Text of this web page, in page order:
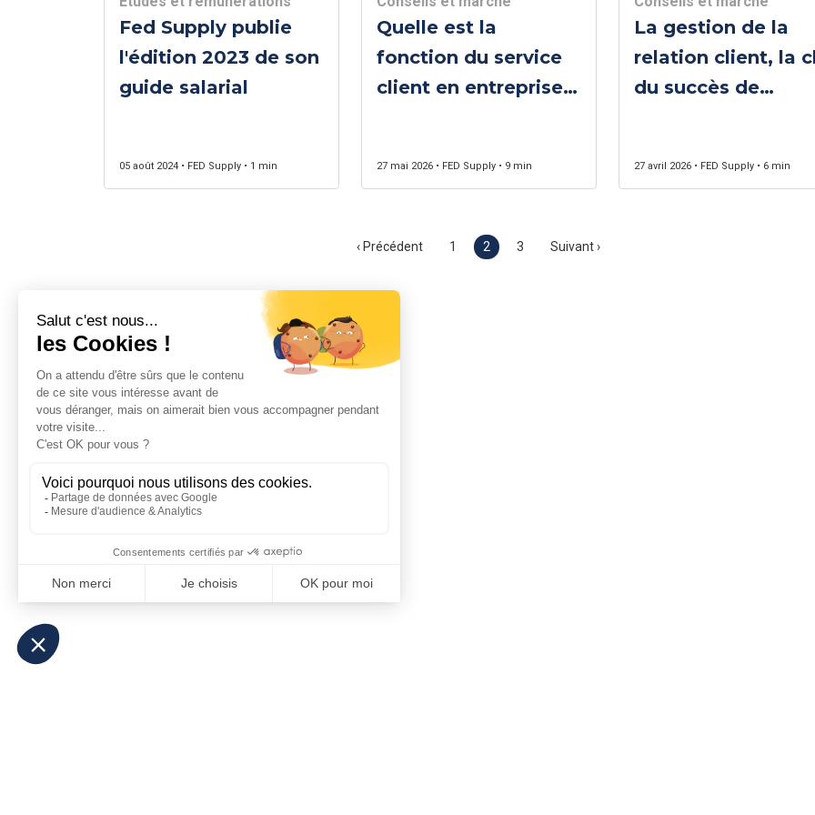
Fed Supply publie
l'édition 2023 de son
guide salarial
05 août 2024 • FED Supply • 1 min
Quelle est la
fonction du service
client en entreprise
27 mai 2026 • FED Supply • 9 min
La gestion de la
relation client, la
du succès de
27 avril 2026 • FED Supply • 6 min
‹ Précédent 1 2 3 Suivant ›